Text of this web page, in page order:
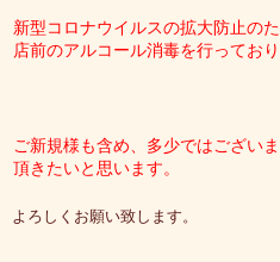
新型コロナウイルスの拡大防止の
店前のアルコール消毒を行っており
ご新規様も含め、多少ではござい
頂きたいと思います。
よろしくお願い致します。